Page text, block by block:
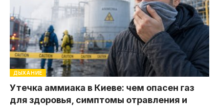
ДЫХАНИЕ
Утечка аммиака в Киеве: чем опасен газ
для здоровья, симптомы отравления и